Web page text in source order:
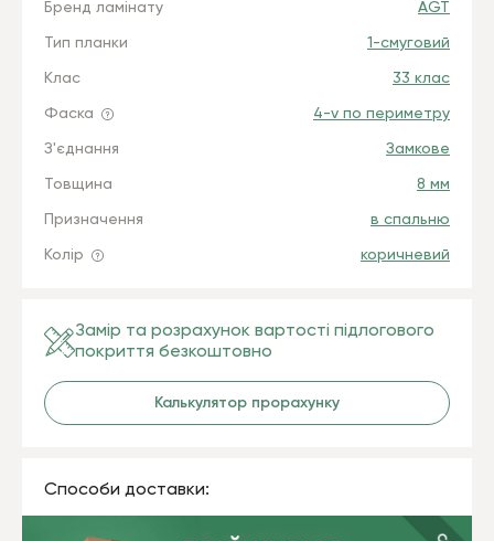
Бренд ламінату AGT
Тип планки 1-смуговий
Клас 33 клас
Фаска 4-v по периметру
З'єднання Замкове
Товщина 8 мм
Призначення в спальню
Колір коричневий
Замір та розрахунок вартості підлогового
покриття безкоштовно
Калькулятор прорахунку
Способи доставки: